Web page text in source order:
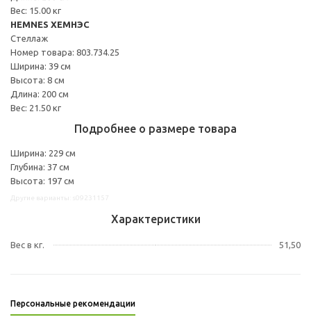
Вес: 15.00 кг
HEMNES ХЕМНЭС
Стеллаж
Номер товара: 803.734.25
Ширина: 39 см
Высота: 8 см
Длина: 200 см
Вес: 21.50 кг
Подробнее о размере товара
Ширина: 229 см
Глубина: 37 см
Высота: 197 см
Характеристики
Вес в кг. 51,50
Персональные рекомендации